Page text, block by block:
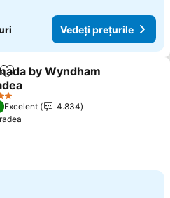
Vedeți prețurile
Adăugaţi la favorite
by Wyndham
Excelent
4.834